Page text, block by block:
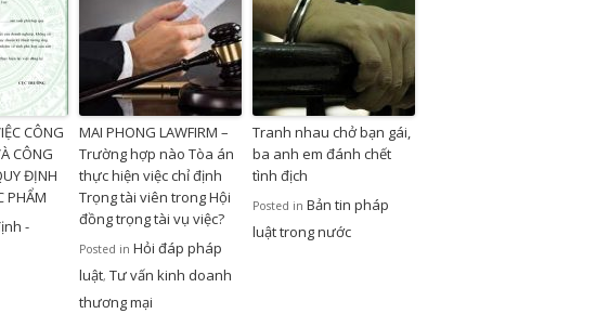
CÔNG
CÔNG
ĐỊNH
PHẨM
-
MAI PHONG LAWFIRM –
Trường hợp nào Tòa án
thực hiện việc chỉ định
Trọng tài viên trong Hội
đồng trọng tài vụ việc?
Posted in Hỏi đáp pháp
luật, Tư vấn kinh doanh
thương mại
Tranh nhau chở bạn gái,
ba anh em đánh chết
tình địch
Posted in Bản tin pháp
luật trong nước